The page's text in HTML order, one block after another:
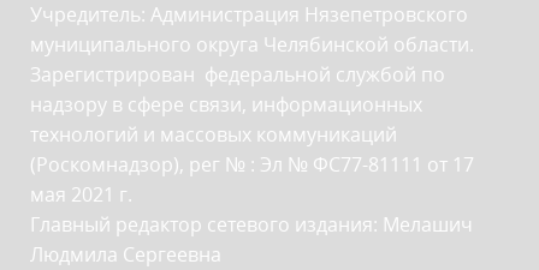
Учредитель: Администрация Нязепетровского
муниципального округа Челябинской области.
Зарегистрирован федеральной службой по
надзору в сфере связи, информационных
технологий и массовых коммуникаций
(Роскомнадзор), рег № : Эл № ФС77-81111 от 17
мая 2021 г.
Главный редактор сетевого издания: Мелашич
Людмила Сергеевна